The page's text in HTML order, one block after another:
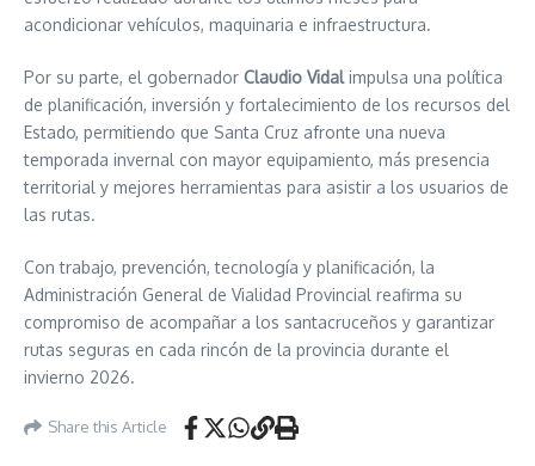
acondicionar vehículos, maquinaria e infraestructura.
Por su parte, el gobernador Claudio Vidalimpulsa una política
de planificación, inversión y fortalecimiento de los recursos del
Estado, permitiendo que Santa Cruz afronte una nueva
temporada invernal con mayor equipamiento, más presencia
territorial y mejores herramientas para asistir a los usuarios de
las rutas.
Con trabajo, prevención, tecnología y planificación, la
Administración General de Vialidad Provincial reafirma su
compromiso de acompañar a los santacruceños y garantizar
rutas seguras en cada rincón de la provincia durante el
invierno 2026.
Share this Article